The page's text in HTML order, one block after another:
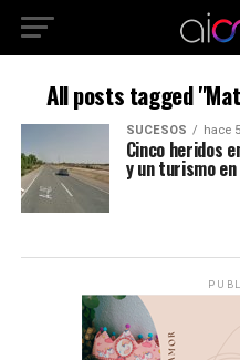
All posts tagged
SUCESOS hace
Cinco heridos
y un turismo